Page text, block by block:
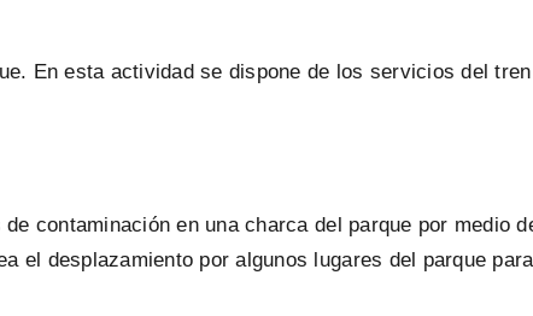
En esta actividad se dispone de los servicios del
contaminación en una charca del parque por medio
el desplazamiento por algunos lugares del parque